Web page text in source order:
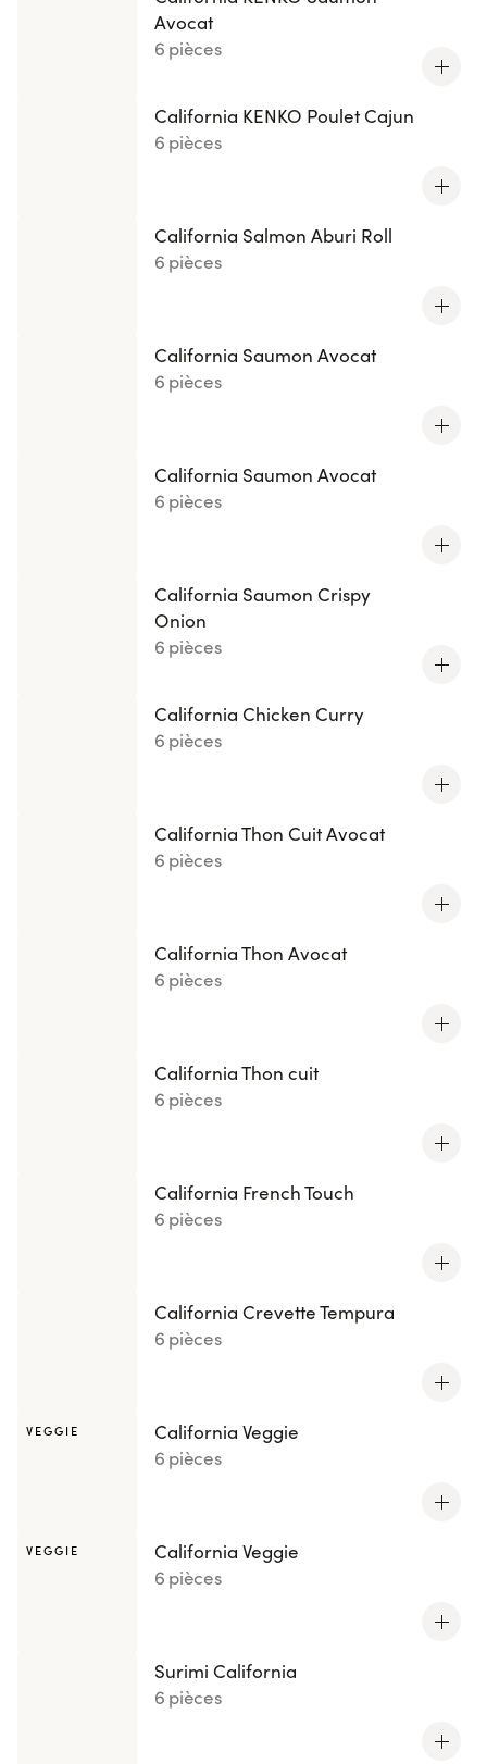
Avocat
6 pièces
California KENKO Poulet Cajun
6 pièces
California Salmon Aburi Roll
6 pièces
California Saumon Avocat
6 pièces
California Saumon Avocat
6 pièces
California Saumon Crispy
Onion
6 pièces
California Chicken Curry
6 pièces
California Thon Cuit Avocat
6 pièces
California Thon Avocat
6 pièces
California Thon cuit
6 pièces
California French Touch
6 pièces
California Crevette Tempura
6 pièces
VEGGIE
California Veggie
6 pièces
VEGGIE
California Veggie
6 pièces
Surimi California
6 pièces